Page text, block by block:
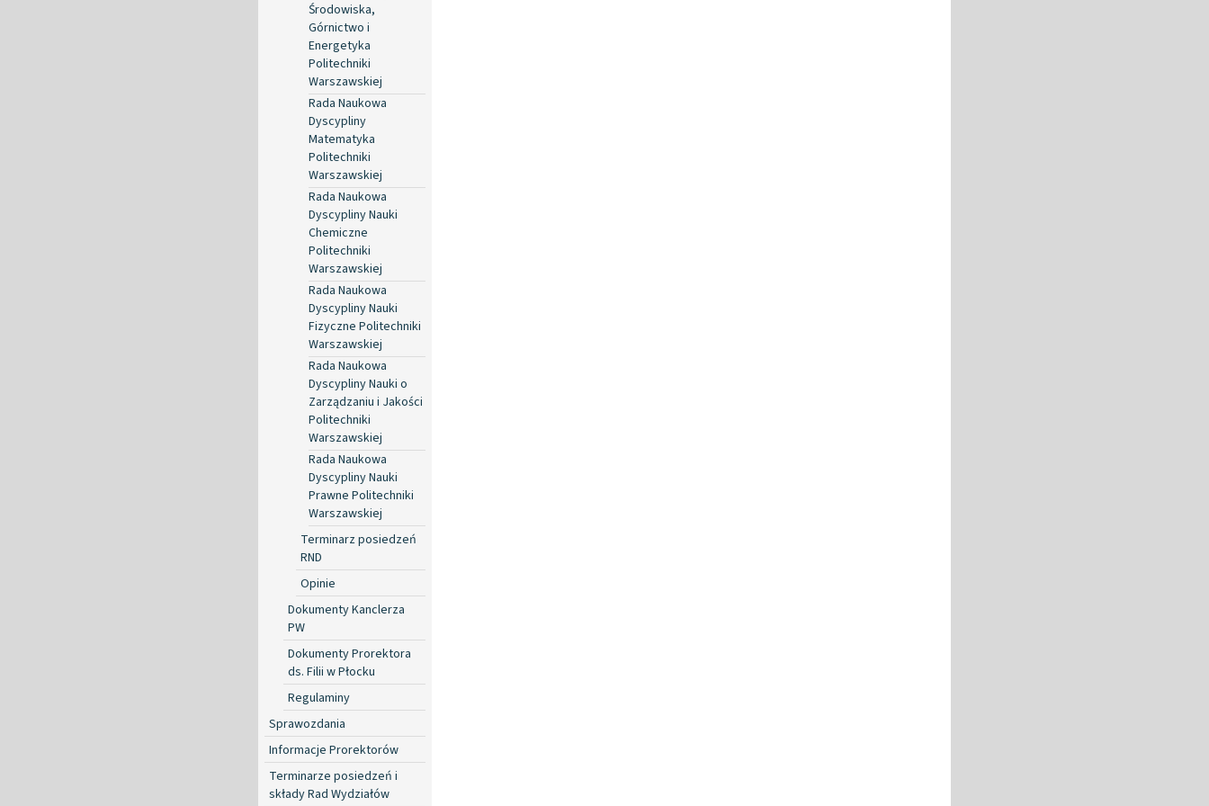
Środowiska,
Górnictwo i
Energetyka
Politechniki
Warszawskiej
Rada Naukowa
Dyscypliny
Matematyka
Politechniki
Warszawskiej
Rada Naukowa
Dyscypliny Nauki
Chemiczne
Politechniki
Warszawskiej
Rada Naukowa
Dyscypliny Nauki
Fizyczne Politechniki
Warszawskiej
Rada Naukowa
Dyscypliny Nauki o
Zarządzaniu i Jakości
Politechniki
Warszawskiej
Rada Naukowa
Dyscypliny Nauki
Prawne Politechniki
Warszawskiej
Terminarz posiedzeń
RND
Opinie
Dokumenty Kanclerza
PW
Dokumenty Prorektora
ds. Filii w Płocku
Regulaminy
Sprawozdania
Informacje Prorektorów
Terminarze posiedzeń i
składy Rad Wydziałów